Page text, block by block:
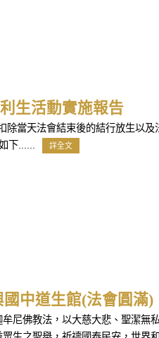
生活動實施報告
當天法會結束後的結行放生以
下......
詳全文
中道生館(法會圓滿)
尼佛教法，以大慈大悲、聖潔無